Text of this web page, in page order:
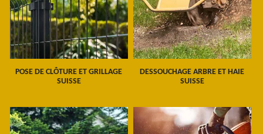
POSE DE CLÔTURE ET GRILLAGE
SUISSE
DESSOUCHAGE ARBRE ET HAIE
SUISSE